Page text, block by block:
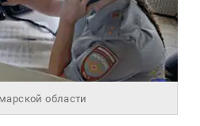
области